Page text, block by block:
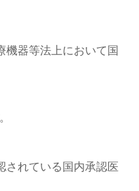
機器等法上において国
されている国内承認医